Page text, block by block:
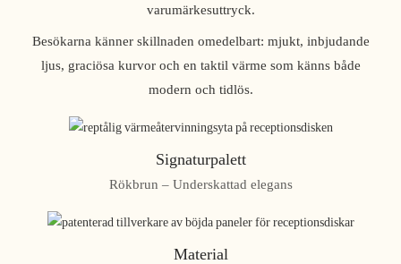
varumärkesuttryck.
Besökarna känner skillnaden omedelbart: mjukt, inbjudande
ljus, graciösa kurvor och en taktil värme som känns både
modern och tidlös.
Signaturpalett
Rökbrun – Underskattad elegans
Material